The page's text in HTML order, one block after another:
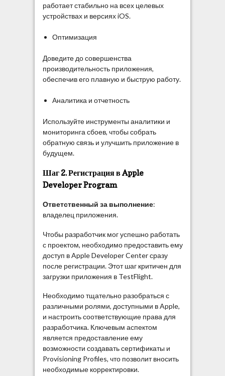
работает стабильно на всех целевых
устройствах и версиях iOS.
Оптимизация
Доведите до совершенства
производительность приложения,
обеспечив его плавную и быструю работу.
Аналитика и отчетность
Используйте инструменты аналитики и
мониторинга сбоев, чтобы собрать
обратную связь и улучшить приложение в
будущем.
Шаг 2. Регистрация в Apple
Developer Program
Ответственный за выполнение:
владелец приложения.
Чтобы разработчик мог успешно работать
с проектом, необходимо предоставить ему
доступ в Apple Developer Center сразу
после регистрации. Этот шаг критичен для
загрузки приложения в TestFlight.
Необходимо тщательно разобраться с
различными ролями, доступными в Apple,
и настроить соответствующие права для
разработчика. Ключевым аспектом
является предоставление ему
возможности создавать сертификаты и
Provisioning Profiles, что позволит вносить
необходимые корректировки.